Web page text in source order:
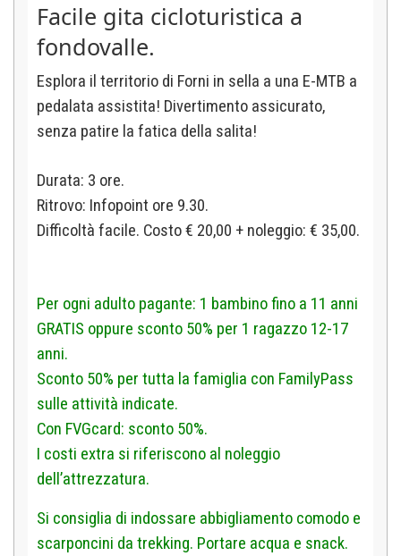
Facile gita cicloturistica a
fondovalle.
Esplora il territorio di Forni in sella a una E-MTB a
pedalata assistita! Divertimento assicurato,
senza patire la fatica della salita!
Durata: 3 ore.
Ritrovo: Infopoint ore 9.30.
Difficoltà facile. Costo € 20,00 + noleggio: € 35,00.
Per ogni adulto pagante: 1 bambino fino a 11 anni
GRATIS oppure sconto 50% per 1 ragazzo 12-17
anni.
Sconto 50% per tutta la famiglia con FamilyPass
sulle attività indicate.
Con FVGcard: sconto 50%.
I costi extra si riferiscono al noleggio
dell’attrezzatura.
Si consiglia di indossare abbigliamento comodo e
scarponcini da trekking. Portare acqua e snack.